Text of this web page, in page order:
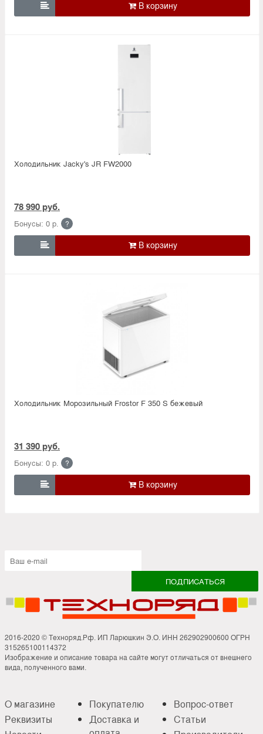

Холодильник Jacky's JR FW2000
78 990 руб.
Бонусы: 0 р. ?

Холодильник Морозильный Frostor F 350 S бежевый
31 390 руб.
Бонусы: 0 р. ?

2016-2020 © Техноряд.Рф. ИП Ларюшкин Э.О. ИНН 262902900600 ОГРН
315265100114372
Изображение и описание товара на сайте могут отличаться от внешнего
вида, полученного вами.
О магазине
Реквизиты
Покупателю
Доставка и
Вопрос-ответ
Статьи